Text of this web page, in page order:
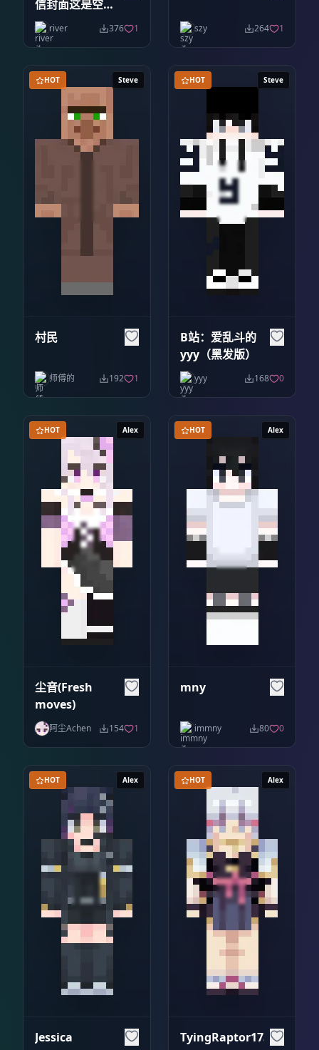
信封面这是空心
的）river 376 1 szy 264 1
Steve
HOT
村民
师傅的 192 1
Steve
HOT
B站：爱乱斗的
yyy（黑发版）
yyy 168 0
Alex
HOT
尘音(Fresh
moves)
阿尘Achen 154 1
Alex
HOT
mny
immny 80 0
Alex
HOT
Jessica
Alex
HOT
TyingRaptor1732